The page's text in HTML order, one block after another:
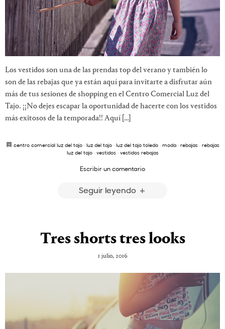
Los vestidos son una de las prendas top del verano y también lo
son de las rebajas que ya están aquí para invitarte a disfrutar aún
más de tus sesiones de shopping en el Centro Comercial Luz del
Tajo. ¡¡No dejes escapar la oportunidad de hacerte con los vestidos
más exitosos de la temporada!! Aquí […]
centro comercial luz del tajo· luz del tajo· luz del tajo toledo· moda· rebajas· rebajas
luz del tajo· vestidos· vestidos rebajas
Escribir un comentario
Seguir leyendo
Tres shorts tres looks
1 julio, 2016